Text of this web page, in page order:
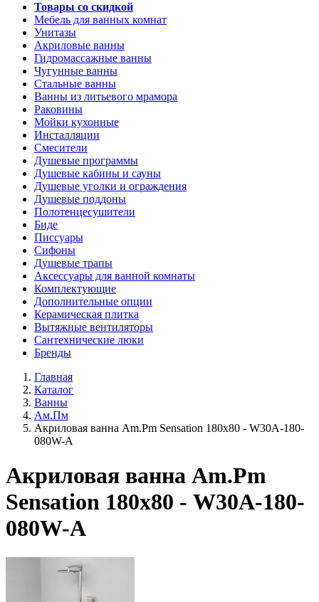
Товары со скидкой
Мебель для ванных комнат
Унитазы
Акриловые ванны
Гидромассажные ванны
Чугунные ванны
Стальные ванны
Ванны из литьевого мрамора
Раковины
Мойки кухонные
Инсталляции
Смесители
Душевые программы
Душевые кабины и сауны
Душевые уголки и ограждения
Душевые поддоны
Полотенцесушители
Биде
Писсуары
Сифоны
Душевые трапы
Аксессуары для ванной комнаты
Комплектующие
Дополнительные опции
Керамическая плитка
Вытяжные вентиляторы
Сантехнические люки
Бренды
Главная
Каталог
Ванны
Ам.Пм
Акриловая ванна Am.Pm Sensation 180х80 - W30A-180-
080W-A
Акриловая ванна Am.Pm
Sensation 180х80 - W30A-180-
080W-A